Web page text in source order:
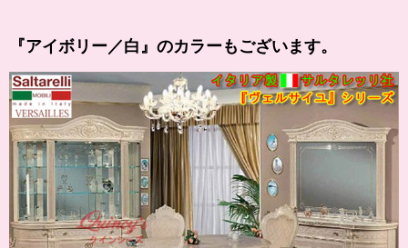
『アイボリー／白』のカラーもございます。